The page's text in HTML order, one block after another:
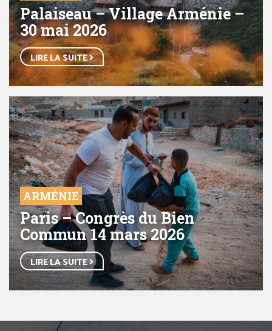
Palaiseau – Village Arménie –
30 mai 2026
LIRE LA SUITE
ARMÉNIE
Paris – Congrès du Bien
Commun 14 mars 2026
LIRE LA SUITE